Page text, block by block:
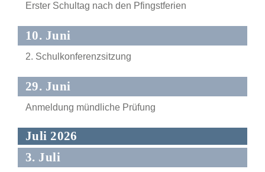
Erster Schultag nach den Pfingstferien
10. Juni
2. Schulkonferenzsitzung
29. Juni
Anmeldung mündliche Prüfung
Juli 2026
3. Juli